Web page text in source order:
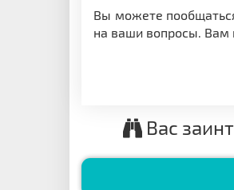
Вы можете
на ваши вопросы. Вам
Вас